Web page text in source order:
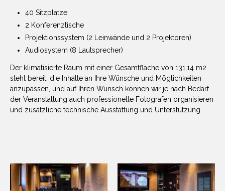
40 Sitzplätze
2 Konferenztische
Projektionssystem (2 Leinwände und 2 Projektoren)
Audiosystem (8 Lautsprecher)
Der klimatisierte Raum mit einer Gesamtfläche von 131,14 m2
steht bereit, die Inhalte an Ihre Wünsche und Möglichkeiten
anzupassen, und auf Ihren Wunsch können wir je nach Bedarf
der Veranstaltung auch professionelle Fotografen organisieren
und zusätzliche technische Ausstattung und Unterstützung.